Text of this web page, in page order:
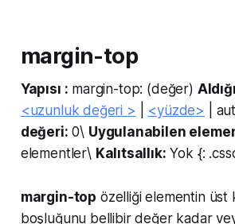
margin-top
Yapısı : margin-top: (değer)
<uzunluk değeri >
<yüzde> |
değeri: 0\ Uygulanabilen
elementler\ Kalıtsallık: Yok {:
margin-top özelliği elementin üst
boşluğunu bellibir değer kadar